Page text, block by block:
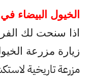
الخيول البيضاء
اذا سنحت لك
زيارة مزرعة